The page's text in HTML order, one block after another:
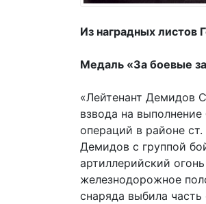
Из наградных листов
Медаль «За боевые
«Лейтенант Демидов
взвода на
операций в районе
Демидов с группой
артиллерийский
железнодорожное
снаряда выбила